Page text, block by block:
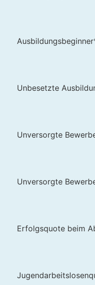
Unbesetzte
Unversorgte
Unversorgte
Erfolgsquote beim